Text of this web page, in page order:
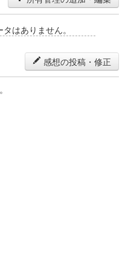
はありません。
感想の投稿・修正